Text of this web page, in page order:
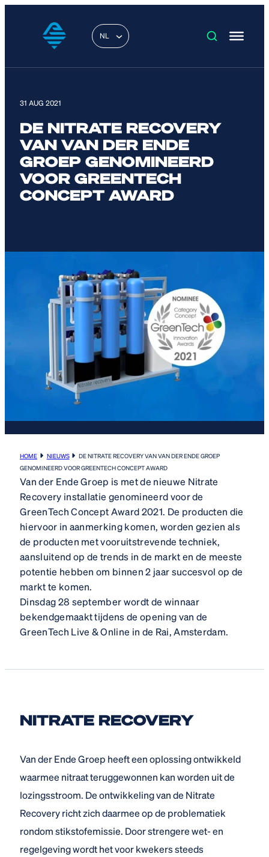
NL
31 AUG 2021
DE NITRATE RECOVERY
VAN VAN DER ENDE
GROEP GENOMINEERD
VOOR GREENTECH
CONCEPT AWARD
HOME NIEUWS
DE NITRATE RECOVERY VAN VAN DER ENDE GROEP
GENOMINEERD VOOR GREENTECH CONCEPT AWARD
Van der Ende Groep is met de nieuwe Nitrate
Recovery installatie genomineerd voor de
GreenTech Concept Award 2021. De producten die
hiervoor in aanmerking komen, worden gezien als
de producten met vooruitstrevende techniek,
aansluitend op de trends in de markt en de meeste
potentie hebben om binnen 2 jaar succesvol op de
markt te komen.
Dinsdag 28 september wordt de winnaar
bekendgemaakt tijdens de opening van de
GreenTech Live & Online in de Rai, Amsterdam.
NITRATE RECOVERY
Van der Ende Groep heeft een oplossing ontwikkeld
waarmee nitraat teruggewonnen kan worden uit de
lozingsstroom. De ontwikkeling van de Nitrate
Recovery richt zich daarmee op de problematiek
rondom stikstofemissie. Door strengere wet- en
regelgeving wordt het voor kwekers steeds